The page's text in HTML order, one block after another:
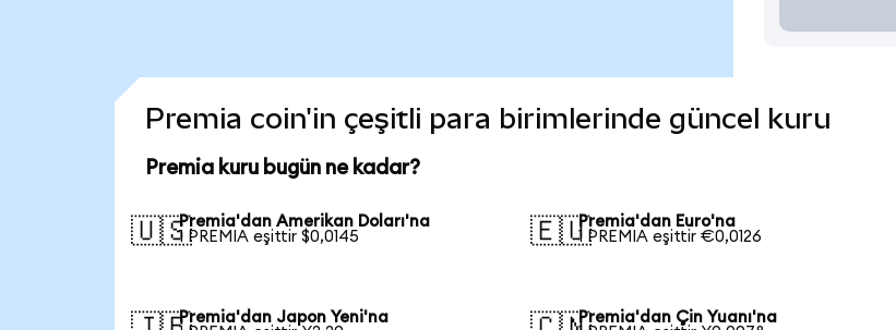
Premia coin'in çeşitli para birimlerinde güncel kuru
Premia kuru bugün ne kadar?
🇺🇸Premia'dan Amerikan Doları'na
1 PREMIA eşittir $0,0145
🇪🇺Premia'dan Euro'na
1 PREMIA eşittir €0,0126
Premia'dan Japon Yeni'na
Premia'dan Çin Yuanı'na